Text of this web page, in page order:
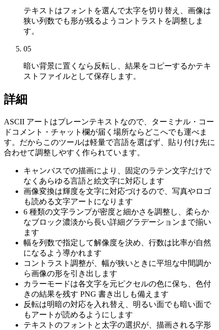
テキストはフォントを選んで太字を切り替え、画像は
狭い列数でも形が残るようコントラストを調整しま
す。
05
暗い背景に置くなら反転し、結果をコピーするかテキ
ストファイルとして保存します。
詳細
ASCII アートはプレーンテキストなので、ターミナル・コー
ドコメント・チャット欄が届く場所ならどこへでも運べま
す。だからこのツールは軽量で言語を選ばず、貼り付け先に
合わせて調整しやすく作られています。
キャンバスでの描画により、固定のラテン文字だけで
なくあらゆる言語と絵文字に対応します
画像変換は輝度を文字に対応づけるので、写真やロゴ
も読める文字アートになります
6 種類の文字ランプが密度と細かさを調整し、柔らか
なブロック濃淡から長い詳細グラデーションまで揃い
ます
幅を列数で指定して解像度を決め、行数は比率が自然
になるよう導かれます
コントラスト調整が、幅が狭いときに平坦な中間調か
ら画像の形を引き出します
カラーモードは各文字を元ピクセルの色に保ち、色付
きの結果を残す PNG 書き出しも備えます
反転は明暗の対応を入れ替え、明るい面でも暗い面で
もアートが読めるようにします
テキストのフォントと太字の選択が、描画される字形